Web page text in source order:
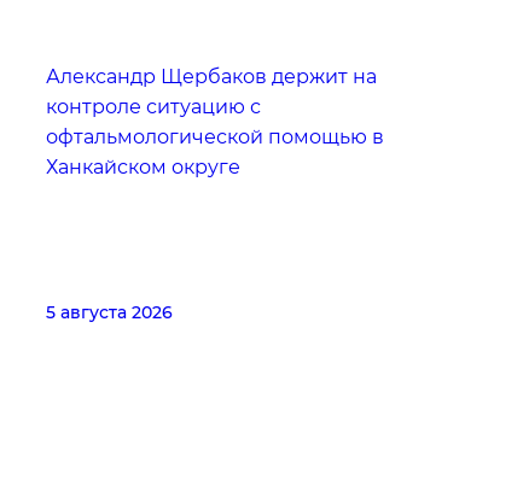
Александр Щербаков держит на
контроле ситуацию с
офтальмологической помощью в
Ханкайском округе
5 августа 2026